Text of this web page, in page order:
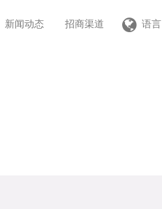
语言
新闻动态 招商渠道